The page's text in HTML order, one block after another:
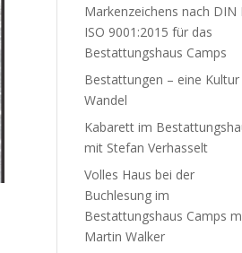
Markenzeichens nach DIN
ISO 9001:2015 für das
Bestattungshaus Camps
Bestattungen – eine Kultur
Wandel
Kabarett im
mit Stefan Verhasselt
Volles Haus bei der
Buchlesung im
Bestattungshaus Camps
Martin Walker